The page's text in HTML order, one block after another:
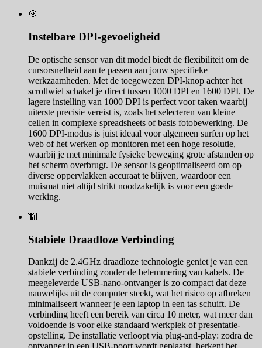
🎯
Instelbare DPI-gevoeligheid
De optische sensor van dit model biedt de flexibiliteit om de
cursorsnelheid aan te passen aan jouw specifieke
werkzaamheden. Met de toegewezen DPI-knop achter het
scrollwiel schakel je direct tussen 1000 DPI en 1600 DPI. De
lagere instelling van 1000 DPI is perfect voor taken waarbij
uiterste precisie vereist is, zoals het selecteren van kleine
cellen in complexe spreadsheets of basis fotobewerking. De
1600 DPI-modus is juist ideaal voor algemeen surfen op het
web of het werken op monitoren met een hoge resolutie,
waarbij je met minimale fysieke beweging grote afstanden op
het scherm overbrugt. De sensor is geoptimaliseerd om op
diverse oppervlakken accuraat te blijven, waardoor een
muismat niet altijd strikt noodzakelijk is voor een goede
werking.
📶
Stabiele Draadloze Verbinding
Dankzij de 2.4GHz draadloze technologie geniet je van een
stabiele verbinding zonder de belemmering van kabels. De
meegeleverde USB-nano-ontvanger is zo compact dat deze
nauwelijks uit de computer steekt, wat het risico op afbreken
minimaliseert wanneer je een laptop in een tas schuift. De
verbinding heeft een bereik van circa 10 meter, wat meer dan
voldoende is voor elke standaard werkplek of presentatie-
opstelling. De installatie verloopt via plug-and-play: zodra de